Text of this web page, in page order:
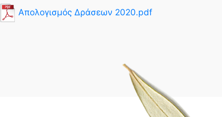
Απολογισμός Δράσεων 2020.pdf